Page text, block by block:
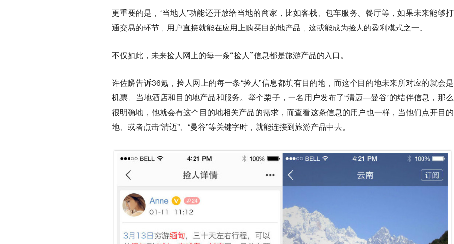
更重要的是，“当地人”功能还开放给当地的商家，比如客栈、包车服务、餐厅等，如果未来能够打
通交易的环节，用户直接就能在应用上购买目的地产品，这或能成为捡人的盈利模式之一。
不仅如此，未来捡人网上的每一条“捡人”信息都是旅游产品的入口。
许佐麟告诉36氪，捡人网上的每一条“捡人”信息都填有目的地，而这个目的地未来所对应的就会是
机票、当地酒店和目的地产品和服务。举个栗子，一名用户发布了“清迈—曼谷”的结伴信息，那么
很明确地，他就会有这个目的地相关产品的需求，而查看这条信息的用户也一样，当他们点开目的
地、或者点击“清迈”、“曼谷”等关键字时，就能连接到旅游产品中去。